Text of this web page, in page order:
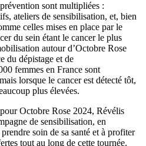
sont multipliées :
ateliers de sensibilisation, et, bien
celles mises en place par le
du sein étant le cancer le plus
autour d’Octobre Rose
du dépistage et de
femmes en France sont
lorsque le cancer est détecté tôt,
plus élevées.
Octobre Rose 2024, Révélis
de sensibilisation, en
soin de sa santé et à profiter
tout au long de cette tournée.